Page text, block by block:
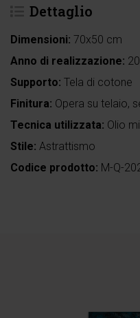
Dettaglio
Dimensioni: 70x50 cm
Anno di realizzazione:
Supporto: Tela di cotone
Finitura: Opera su telaio,
Tecnica utilizzata: Olio
Stile: Astrattismo
Codice prodotto: M-Q-